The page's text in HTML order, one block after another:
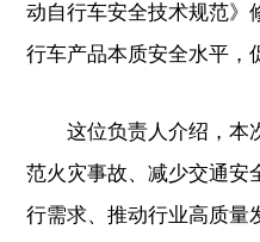
动自行车安全技术规范》
行车产品本质安全水平，
这位负责人介绍，本
范火灾事故、减少交通安
行需求、推动行业高质量